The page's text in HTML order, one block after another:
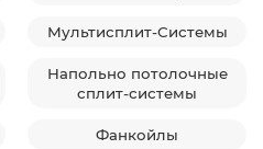
Мультисплит-Системы
Напольно потолочные
сплит-системы
Фанкойлы